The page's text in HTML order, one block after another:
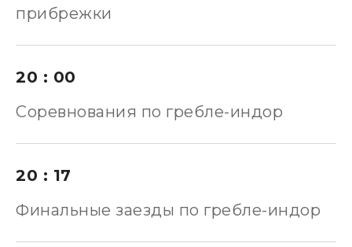
прибрежки
20 : 00
Соревнования по гребле-индор
20 : 17
Финальные заезды по гребле-индор